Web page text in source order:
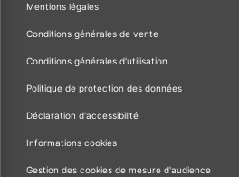
Mentions légales
Conditions générales de vente
Conditions générales d'utilisation
Politique de protection des données
Déclaration d'accessibilité
Informations cookies
Gestion des cookies de mesure d'audience